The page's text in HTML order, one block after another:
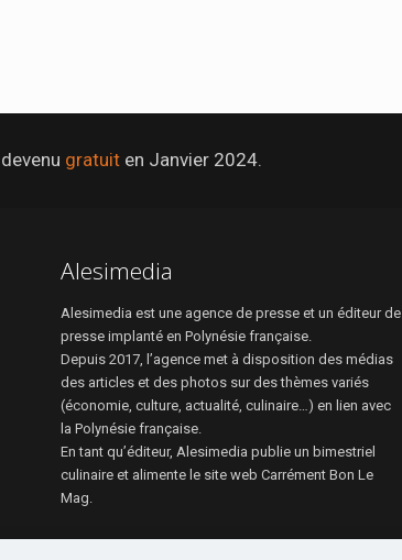
gratuit en Janvier 2024.
Alesimedia
Alesimedia est une agence de presse et un éditeur de
presse implanté en Polynésie française.
Depuis 2017, l’agence met à disposition des médias
des articles et des photos sur des thèmes variés
(économie, culture, actualité, culinaire…) en lien avec
la Polynésie française.
En tant qu’éditeur, Alesimedia publie un bimestriel
culinaire et alimente le site web Carrément Bon Le
Mag.